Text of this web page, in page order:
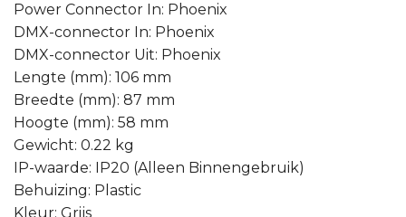
Power Connector In: Phoenix
DMX-connector In: Phoenix
DMX-connector Uit: Phoenix
Lengte (mm): 106 mm
Breedte (mm): 87 mm
Hoogte (mm): 58 mm
Gewicht: 0.22 kg
IP-waarde: IP20 (Alleen Binnengebruik)
Behuizing: Plastic
Kleur: Grijs